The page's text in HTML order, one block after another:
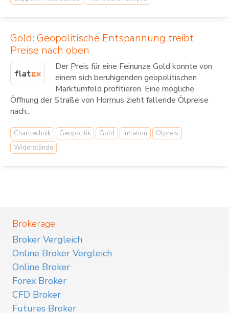
Gold: Geopolitische Entspannung treibt
Preise nach oben
Der Preis für eine Feinunze Gold konnte von
einem sich beruhigenden geopolitischen
Marktumfeld profitieren. Eine mögliche
Öffnung der Straße von Hormus zieht fallende Ölpreise
nach...
Charttechnik Geopolitik Gold Inflation
Ölpreis
Widerstände
Brokerage
Broker Vergleich
Online Broker Vergleich
Online Broker
Forex Broker
CFD Broker
Futures Broker